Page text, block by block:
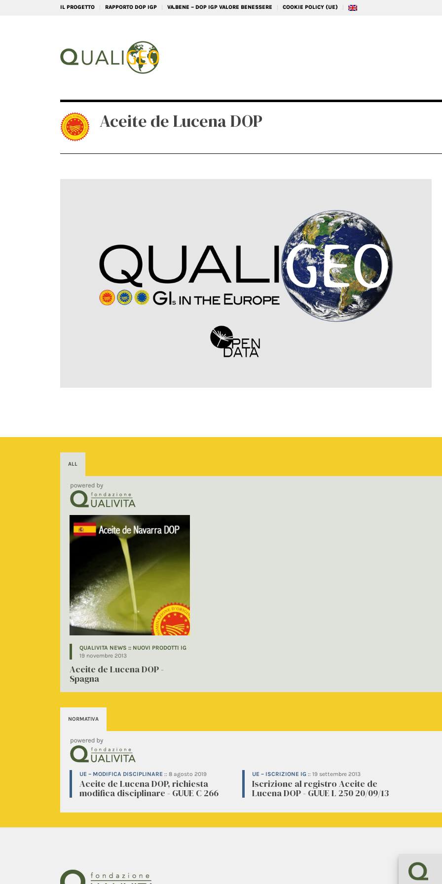
IL PROGETTO RAPPORTO DOP IGP VA.BENE – DOP IGP VALORE BENESSERE COOKIE POLICY (UE)
Aceite de Lucena DOP
ALL
QUALIVITA NEWS :: NUOVI PRODOTTI IG
19 novembre 2013
Aceite de Lucena DOP -
Spagna
NORMATIVA
UE – MODIFICA DISCIPLINARE :: 8 agosto 2019
Aceite de Lucena DOP, richiesta
modifica disciplinare - GUUE C 266
UE – ISCRIZIONE IG ::19 settembre 2013
Iscrizione al registro Aceite de
Lucena DOP - GUUE L 250 20/09/13